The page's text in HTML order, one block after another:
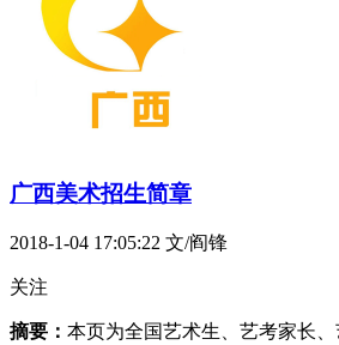
广西美术招生简章
2018-1-04 17:05:22 文/阎锋
关注
摘要： 本页为全国艺术生、艺考家长